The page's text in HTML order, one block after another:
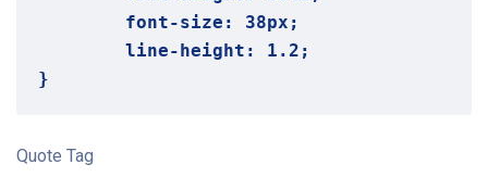
}
Quote Tag